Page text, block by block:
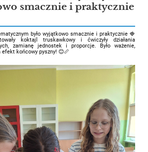
smacznie i praktycznie
było wyjątkowo smacznie i praktycznie 🍓
koktajl truskawkowy i ćwiczyły działania
zamianę jednostek i proporcje. Było ważenie,
końcowy pyszny! 😊📏